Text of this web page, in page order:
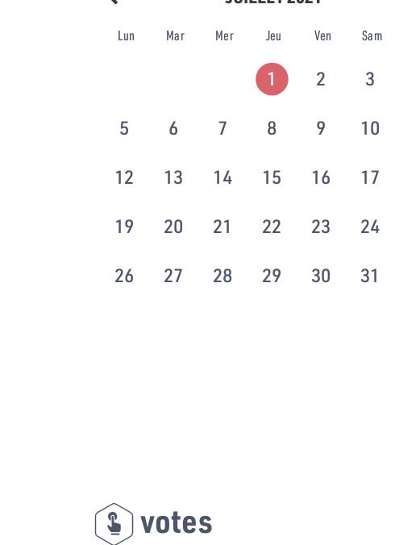
Lun Mar Mer Jeu Ven Sam
1 2 3
5 6 7 8 9 10
12 13 14 15 16 17
19 20 21 22 23 24
26 27 28 29 30 31
votes